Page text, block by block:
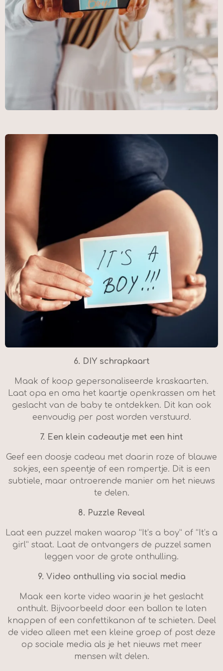
6. DIY schrapkaart
Maak of koop gepersonaliseerde kraskaarten.
Laat opa en oma het kaartje openkrassen om het
geslacht van de baby te ontdekken. Dit kan ook
eenvoudig per post worden verstuurd.
7. Een klein cadeautje met een hint
Geef een doosje cadeau met daarin roze of blauwe
sokjes, een speentje of een rompertje. Dit is een
subtiele, maar ontroerende manier om het nieuws
te delen.
8. Puzzle Reveal
Laat een puzzel maken waarop “It’s a boy” of “It’s a
girl” staat. Laat de ontvangers de puzzel samen
leggen voor de grote onthulling.
9. Video onthulling via social media
Maak een korte video waarin je het geslacht
onthult. Bijvoorbeeld door een ballon te laten
knappen of een confettikanon af te schieten. Deel
de video alleen met een kleine groep of post deze
op sociale media als je het nieuws met meer
mensen wilt delen.